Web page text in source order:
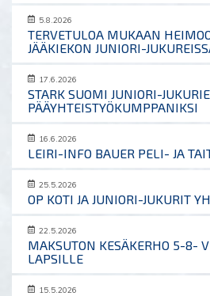
5.8.2026
TERVETULOA MUKAAN
JÄÄKIEKON JUNIORI-
17.6.2026
STARK SUOMI JUNIORI-
PÄÄYHTEISTYÖKUMPPANIKSI
16.6.2026
LEIRI-INFO BAUER PELI- JA
25.5.2026
OP KOTI JA JUNIORI-JUKURIT
22.5.2026
MAKSUTON KESÄKERHO 5-8-
LAPSILLE
15.5.2026